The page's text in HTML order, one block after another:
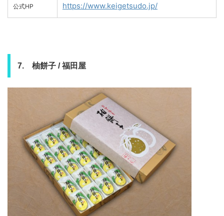
公式HP https://www.keigetsudo.jp/
7. 柚餅子 / 福田屋